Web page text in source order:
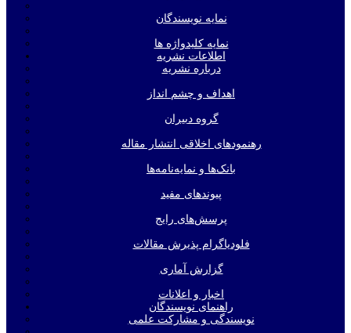
نمایه نویسندگان
نمایه کلیدواژه ها
اطلاعات نشریه
درباره نشریه
اهداف و چشم انداز
گروه دبیران
رهنمودهای اخلاقی انتشار مقاله
بانک‌ها و نمایه‌‌نامه‌ها
پیوندهای مفید
پرسش‌های رایج
فلودیاگرام پذیرش مقالات
گزارش آماری
اخبار و اعلانات
راهنمای نویسندگان
نویسندگی و مشارکت علمی